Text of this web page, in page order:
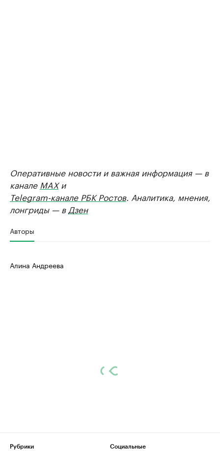
Оперативные новости и важная информация — в
канале MAXи
Telegram-канале РБК Ростов. Аналитика, мнения,
лонгриды — в Дзен
Авторы
Алина Андреева
Рубрики
Социальные